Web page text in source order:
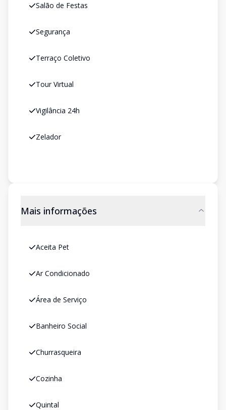
Salão de Festas
Segurança
Terraço Coletivo
Tour Virtual
Vigilância 24h
Zelador
Mais informações
Aceita Pet
Ar Condicionado
Área de Serviço
Banheiro Social
Churrasqueira
Cozinha
Quintal